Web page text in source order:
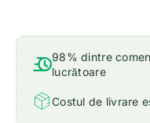
98% dintre
lucrătoare
Costul de livrare